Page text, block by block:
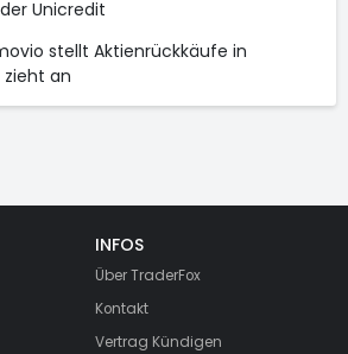
Unicredit
stellt Aktienrückkäufe in
an
INFOS
Über TraderFox
Kontakt
Vertrag Kündigen